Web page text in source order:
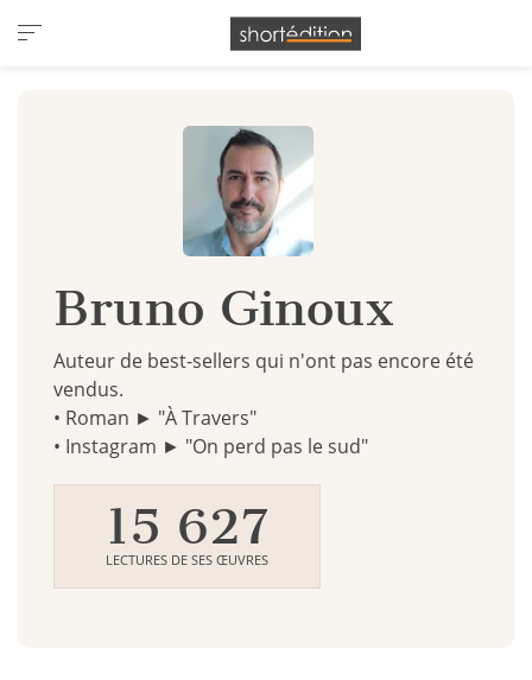
Panneau de gestion des cookies
Bruno Ginoux
Auteur de best-sellers qui n'ont pas encore été
vendus.
• Roman ► "À Travers"
• Instagram ► "On perd pas le sud"
15 627
LECTURES DE SES ŒUVRES